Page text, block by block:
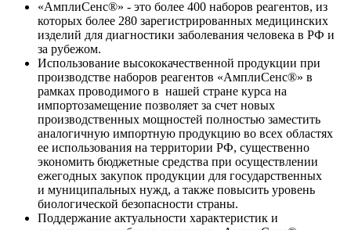
«АмплиСенс®» - это более 400 наборов реагентов, из
которых более 280 зарегистрированных медицинских
изделий для диагностики заболевания человека в РФ и
за рубежом.
Использование высококачественной продукции при
производстве наборов реагентов «АмплиСенс®» в
рамках проводимого в нашей стране курса на
импортозамещение позволяет за счет новых
производственных мощностей полностью заместить
аналогичную импортную продукцию во всех областях
ее использования на территории РФ, существенно
экономить бюджетные средства при осуществлении
ежегодных закупок продукции для государственных
и муниципальных нужд, а также повысить уровень
биологической безопасности страны.
Поддержание актуальности характеристик и